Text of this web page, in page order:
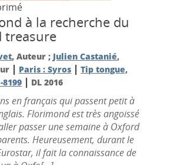
à la recherche du
treasure
, Auteur ; Julien Castanié,
| Paris : Syros |Tip tongue,
8199 | DL 2016
en français qui passent petit à
Florimond est très angoissé
passer une semaine à Oxford
Heureusement, durant le
il fait la connaissance de